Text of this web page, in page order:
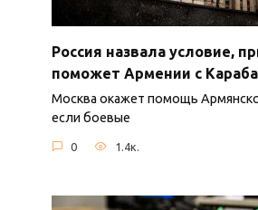
Россия назвала условие,
поможет Армении с
Москва окажет помощь
если боевые
0 1.4к.